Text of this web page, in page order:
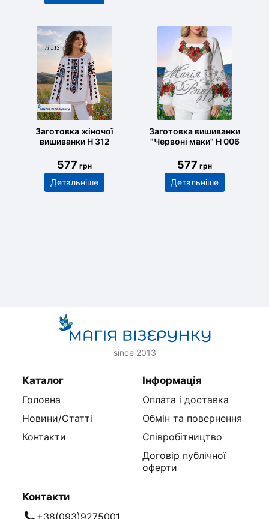
Заготовка жіночої
вишиванки Н 312
577 грн
Детальніше
Заготовка вишиванки
"Червоні маки" Н 006
577 грн
Детальніше
since 2013
Каталог
Головна
Новини/Статті
Контакти
Інформація
Оплата і доставка
Обмін та повернення
Співробітництво
Договір публічної
оферти
Контакти
+38(093)9275001